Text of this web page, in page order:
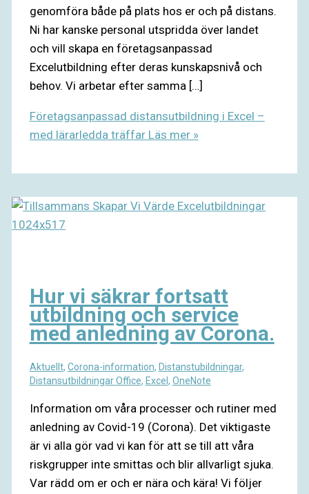
genomföra både på plats hos er och på distans.
Ni har kanske personal utspridda över landet
och vill skapa en företagsanpassad
Excelutbildning efter deras kunskapsnivå och
behov. Vi arbetar efter samma […]
Företagsanpassad distansutbildning i Excel –
med lärarledda träffarLäs mer »
Hur vi säkrar fortsatt
utbildning och service
med anledning av Corona.
Aktuellt, Corona-information, Distanstubildningar,
Distansutbildningar Office, Excel , OneNote
Information om våra processer och rutiner med
anledning av Covid-19 (Corona). Det viktigaste
är vi alla gör vad vi kan för att se till att våra
riskgrupper inte smittas och blir allvarligt sjuka.
Var rädd om er och er nära och kära! Vi följer